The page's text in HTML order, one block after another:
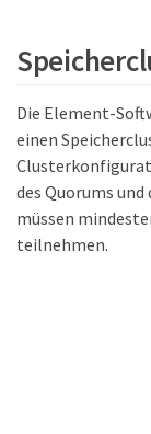
Die Element-
einen
des Quorums
müssen
teilnehmen.